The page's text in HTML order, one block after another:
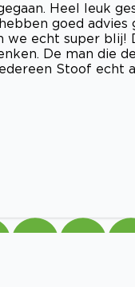
Heel leuk
goed advies
we echt super blij!
De man die
Stoof echt